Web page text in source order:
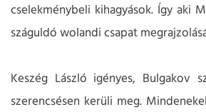
cselekménybeli kihagyások. Így aki
száguldó wolandi csapat
Keszég László igényes, Bulgakov
szerencsésen kerüli meg.